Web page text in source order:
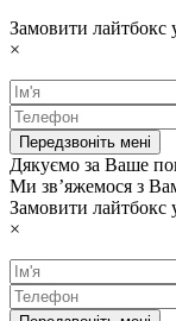
Замовити лайтбокс
×
Дякуємо за Ваше
Ми зв’яжемося з
Замовити лайтбокс
×